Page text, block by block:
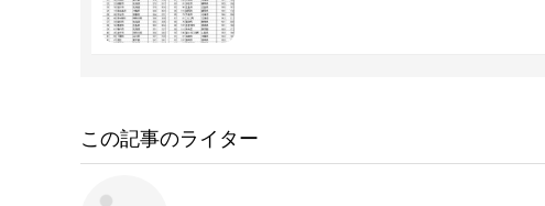
この記事のライター